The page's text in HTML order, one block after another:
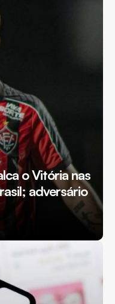
o Vitória nas
adversário